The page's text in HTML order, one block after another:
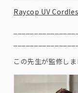
Raycop UV
この先生が監修しま